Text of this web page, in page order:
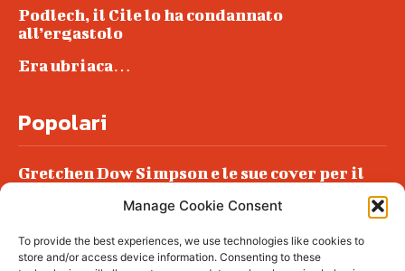
Manage Cookie Consent
To provide the best experiences, we use technologies like cookies to
store and/or access device information. Consenting to these
Podlech, il Cile lo ha condannato
all’ergastolo
Era ubriaca…
Popolari
Gretchen Dow Simpson e le sue cover per il
Podlech, il Cile lo ha condannato